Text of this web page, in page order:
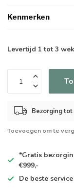
Kenmerken
Levertijd 1 tot 3
Bezorging
Toevoegen om te
*Gratis
€999,-
De beste